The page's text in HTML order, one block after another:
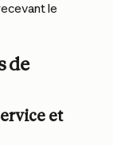
le
de
et